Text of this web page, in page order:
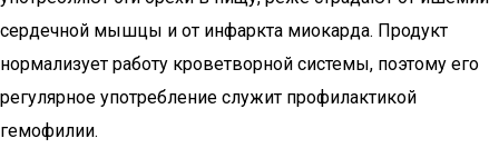
сердечной мышцы и от инфаркта миокарда. Продукт
нормализует работу кроветворной системы, поэтому его
регулярное употребление служит профилактикой
гемофилии.